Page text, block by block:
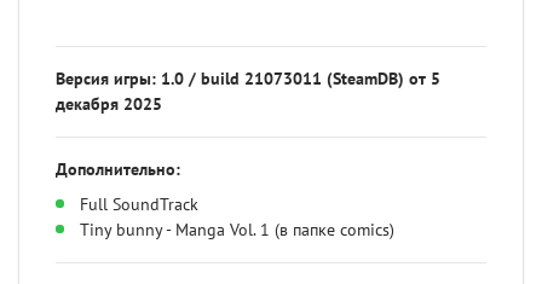
Версия игры: 1.0 / build 21073011 (SteamDB) от 5
декабря 2025
Дополнительно:
Full SoundTrack
Tiny bunny - Manga Vol. 1 (в папке comics)